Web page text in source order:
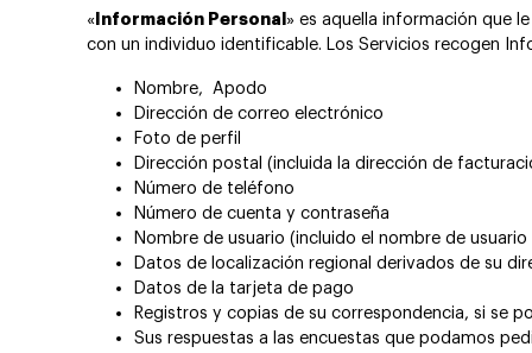
« Información Personal » es aquella información que
con un individuo identificable. Los Servicios recogen
Nombre, Apodo
Dirección de correo electrónico
Foto de perfil
Dirección postal (incluida la dirección de
Número de teléfono
Número de cuenta y contraseña
Nombre de usuario (incluido el nombre de
Datos de localización regional derivados de su
Datos de la tarjeta de pago
Registros y copias de su correspondencia, si se
Sus respuestas a las encuestas que podamos